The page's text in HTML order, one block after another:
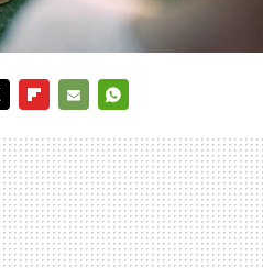
MAIL